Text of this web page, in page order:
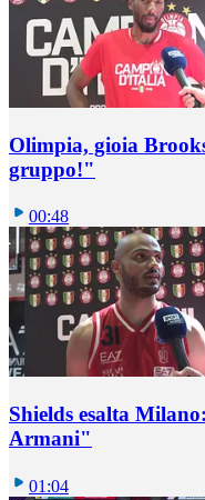
Olimpia, gioia
gruppo!"
00:48
Shields esalta
Armani"
01:04